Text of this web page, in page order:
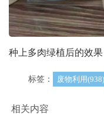
种上多肉绿植后的效
标签： 废物利用(938)
相关内容